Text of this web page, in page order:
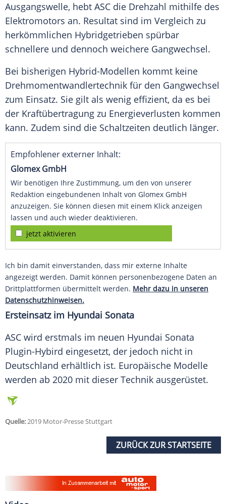
Ausgangswelle, hebt ASC die Drehzahl mithilfe des
Elektromotors an. Resultat sind im Vergleich zu
herkömmlichen Hybridgetrieben spürbar
schnellere und dennoch weichere Gangwechsel.
Bei bisherigen Hybrid-Modellen kommt keine
Drehmomentwandlertechnik für den Gangwechsel
zum Einsatz. Sie gilt als wenig effizient, da es bei
der Kraftübertragung zu Energieverlusten kommen
kann. Zudem sind die Schaltzeiten deutlich länger.
Empfohlener externer Inhalt:
Glomex GmbH
Wir benötigen Ihre Zustimmung, um den von unserer
Redaktion eingebundenen Inhalt von Glomex GmbH
anzuzeigen. Sie können diesen mit einem Klick anzeigen
lassen und auch wieder deaktivieren.
jetzt aktivieren
Ich bin damit einverstanden, dass mir externe Inhalte
angezeigt werden. Damit können personenbezogene Daten an
Drittplattformen übermittelt werden. Mehr dazu in unseren
Datenschutzhinweisen.
Ersteinsatz im Hyundai Sonata
ASC wird erstmals im neuen Hyundai Sonata
Plugin-Hybird eingesetzt, der jedoch nicht in
Deutschland erhältlich ist. Europäische Modelle
werden ab 2020 mit dieser Technik ausgerüstet.
Quelle:2019 Motor-Presse Stuttgart
ZURÜCK ZUR STARTSEITE